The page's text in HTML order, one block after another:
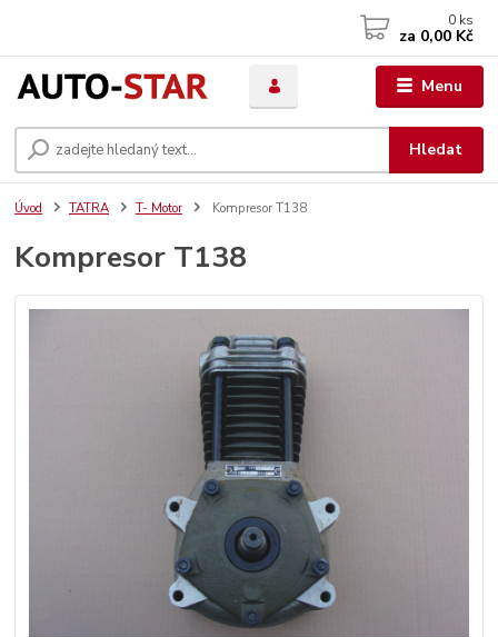
Menu
Hledat
0 ks
za 0,00 Kč
Úvod TATRA T- Motor Kompresor T138
Kompresor T138